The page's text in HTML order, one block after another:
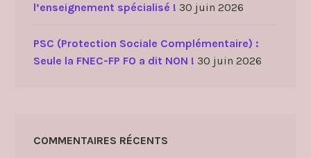
l’enseignement spécialisé ! 30 juin 2026
PSC (Protection Sociale Complémentaire) :
Seule la FNEC-FP FO a dit NON ! 30 juin 2026
COMMENTAIRES RÉCENTS